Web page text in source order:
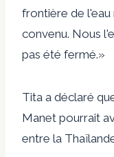
frontière de
convenu. Nous
pas été fermé.»
Tita a déclaré
Manet pourrait
entre la